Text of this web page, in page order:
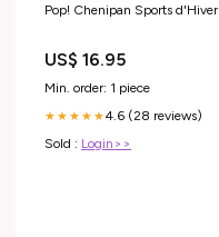
Pop! Chenipan Sports d'Hiver
US$ 16.95
Min. order: 1 piece
★★★★★4.6 (28 reviews)
Sold : Login>>